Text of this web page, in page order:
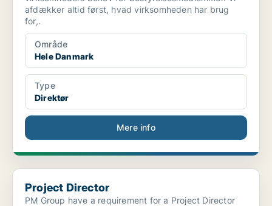
afdækker altid først, hvad virksomheden har brug
for,.
Område
Hele Danmark
Type
Direktør
Mere info
Project Director
Project Director
PM Group have a requirement for a Project Director